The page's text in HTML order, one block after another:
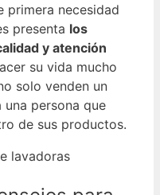
primera necesidad
presenta los
y atención
su vida mucho
solo venden un
persona que
de sus productos.